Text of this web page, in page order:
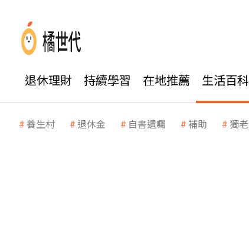
退休理財 持續學習 在地推薦 生活百科
養生村 退休金 自書遺囑 補助 獨老